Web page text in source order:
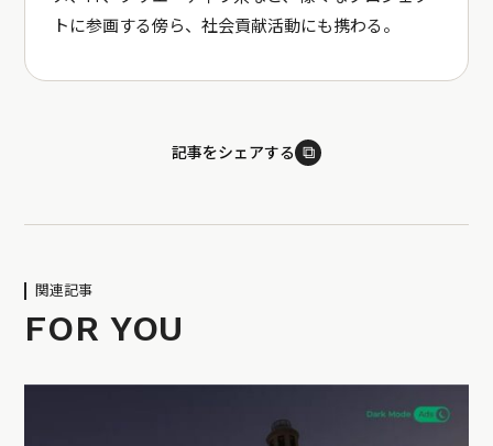
トに参画する傍ら、社会貢献活動にも携わる。
記事をシェアする ⧉
関連記事
FOR YOU